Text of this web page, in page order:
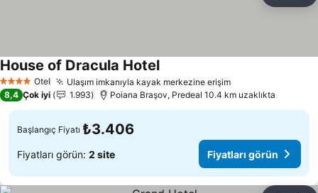
4 Yıldız Otel Ulaşım imkanıyla kayak merkezine erişimFiyatları görün
House of Dracula HotelFiyatları görün
8,4 Çok iyi 1.993 Poiana Braşov, Predeal 10.4 km uzaklıkta
Başlangıç Fiyatı ₺3.406
Fiyatları görün: 2 site Fiyatları görün